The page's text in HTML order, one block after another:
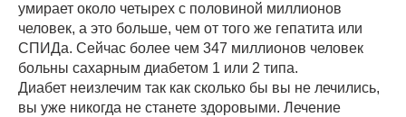
умирает около четырех с половиной миллионов
человек, а это больше, чем от того же гепатита или
СПИДа. Сейчас более чем 347 миллионов человек
больны сахарным диабетом 1 или 2 типа.
Диабет неизлечим так как сколько бы вы не лечились,
вы уже никогда не станете здоровыми. Лечение